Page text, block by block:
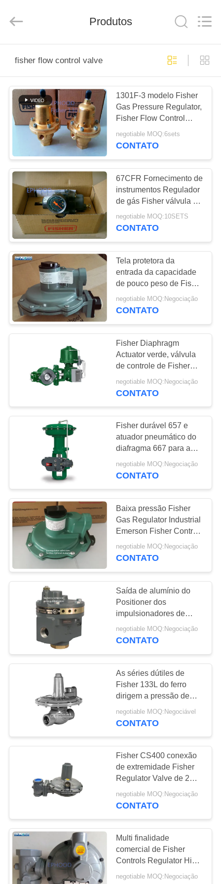
CASA
PRODUTOS
SOBRE
VISITA
FÁBRICA
CONTROLE
DE
QUALIDADE
CONTACTE-
NOS
NOTÍCIAS
SOLICITE UM
POLÍTICA
DE
PRIVACIDADE
Equipment
Rights
Produtos
fisher flow control valve
1301F-3 modelo Fisher
Gas Pressure Regulator,
Fisher Flow Control
Valve
negotiable MOQ:6sets
CONTATO
67CFR Fornecimento de
instrumentos Regulador
de gás Fisher válvula de
regulação de pressão
Fisher para redução de
negotiable MOQ:10SETS
CONTATO
Tela protetora da
entrada da capacidade
de pouco peso de Fisher
Pressure Control Valve
High
negotiable MOQ:Negociação
CONTATO
Fisher Diaphragm
Actuator verde, válvula
de controle de Fisher
Gas Regulator V250
negotiable MOQ:Negociação
CONTATO
Fisher durável 657 e
atuador pneumático do
diafragma 667 para a
válvula de controle
negotiable MOQ:Negociação
CONTATO
Baixa pressão Fisher
Gas Regulator Industrial
Emerson Fisher Control
Valve
negotiable MOQ:Negociação
CONTATO
Saída de alumínio do
Positioner dos
impulsionadores de
volume 2625NS da
válvula de gás 2625 de
negotiable MOQ:Negociação
CONTATO
As séries dútiles de
Fisher 133L do ferro
dirigem a pressão de
gás operada que reduz
o regulador
negotiable MOQ:Negociável
CONTATO
Fisher CS400 conexão
de extremidade Fisher
Regulator Valve de 2
polegadas
CS400IN8EC8 usa-se
negotiable MOQ:Negociação
CONTATO
Multi finalidade
comercial de Fisher
Controls Regulator High
Flexibility
negotiable MOQ:Negociação